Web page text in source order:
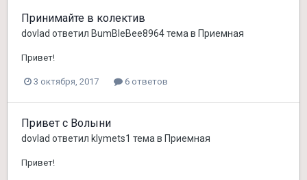
Принимайте в колектив
dovlad ответил BumBleBee8964тема в Приемная
Привет!
3 октября, 2017 6 ответов
Привет с Волыни
dovlad ответил klymets1 тема в Приемная
Привет!